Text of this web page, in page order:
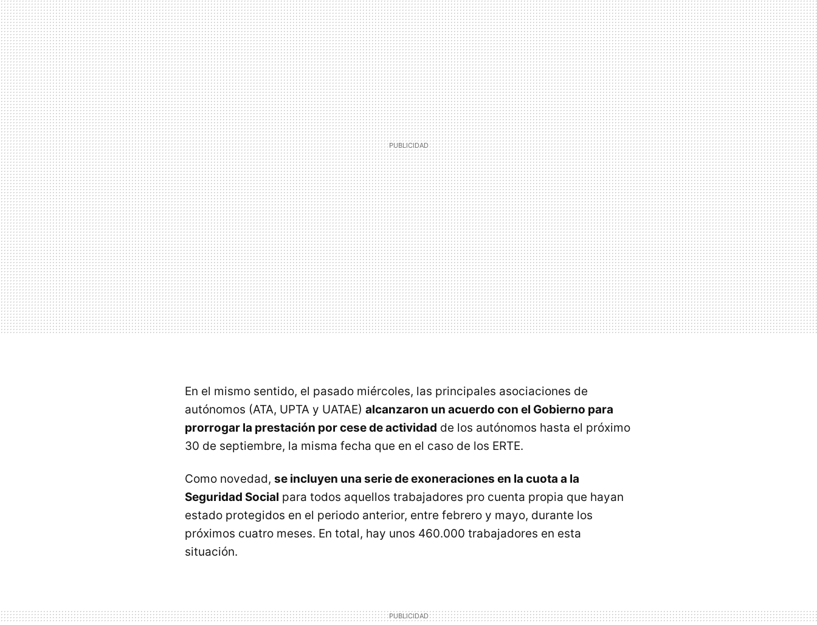
En el mismo sentido, el pasado miércoles, las principales asociaciones de
autónomos (ATA, UPTA y UATAE) alcanzaron un acuerdo con el Gobierno para
prorrogar la prestación por cese de actividad de los autónomos hasta el próximo
30 de septiembre, la misma fecha que en el caso de los ERTE.
Como novedad, se incluyen una serie de exoneraciones en la cuota a la
Seguridad Social para todos aquellos trabajadores pro cuenta propia que hayan
estado protegidos en el periodo anterior, entre febrero y mayo, durante los
próximos cuatro meses. En total, hay unos 460.000 trabajadores en esta
situación.